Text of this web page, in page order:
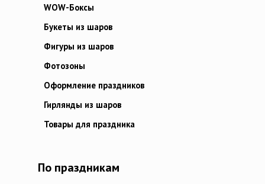
WOW-Боксы
Букеты из шаров
Фигуры из шаров
Фотозоны
Оформление праздников
Гирлянды из шаров
Товары для праздника
По праздникам